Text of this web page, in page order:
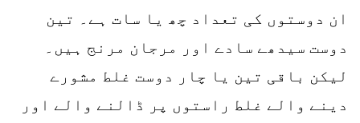
ان دوستوں کی تعداد چھ یا سات ہے۔ تین
دوست سیدھے سادے اور مرجان مرنج ہیں۔
لیکن باقی تین یا چار دوست غلط مشورے
دینے والے غلط راستوں پر ڈالنے والے اور